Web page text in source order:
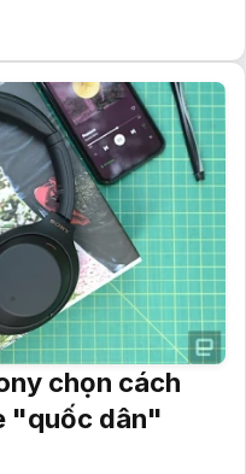
chọn cách
"quốc dân"